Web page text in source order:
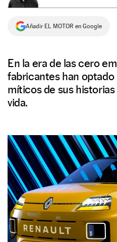
Añadir EL MOTOR en Google
En la era de las cero
fabricantes han
míticos de sus historias
vida.